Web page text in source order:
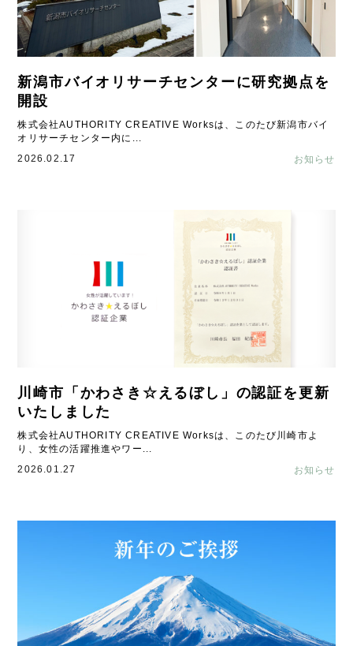
新潟市バイオリサーチセンターに研究拠点を
開設
株式会社AUTHORITY CREATIVE Worksは、このたび新潟市バイ
オリサーチセンター内に...
2026.02.17
お知らせ
川崎市「かわさき☆えるぼし」の認証を更新
いたしました
株式会社AUTHORITY CREATIVE Worksは、このたび川崎市よ
り、女性の活躍推進やワー...
2026.01.27
お知らせ